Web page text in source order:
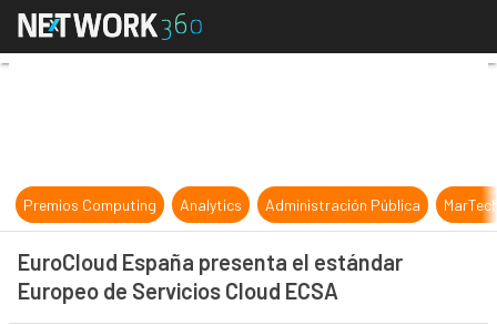
EuroCloud España presenta el
Premios Computing Analytics Administración Pública
EuroCloud España presenta el estándar
Europeo de Servicios Cloud ECSA